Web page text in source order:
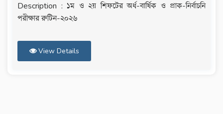
Description : ১ম ও ২য় শিফটের অর্ধ-বার্ষিক ও প্রাক-নির্বাচনি
পরীক্ষার রুটিন-২০২৬
View Details